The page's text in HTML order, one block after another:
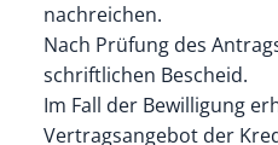
nachreichen.
Nach Prüfung des
schriftlichen Bescheid.
Im Fall der Bewilligung
Vertragsangebot der